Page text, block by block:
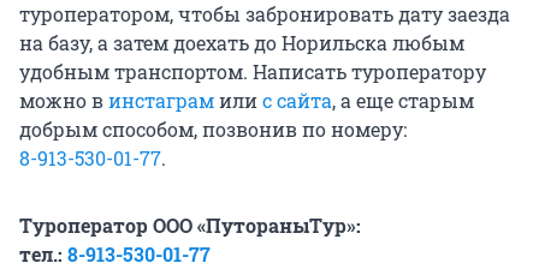
туроператором, чтобы забронировать дату заезда
на базу, а затем доехать до Норильска любым
удобным транспортом. Написать туроператору
можно винстаграмилис сайта, а еще старым
добрым способом, позвонив по номеру:
8-913-530-01-77.
Туроператор ООО «ПутораныТур»:
тел.: 8-913-530-01-77